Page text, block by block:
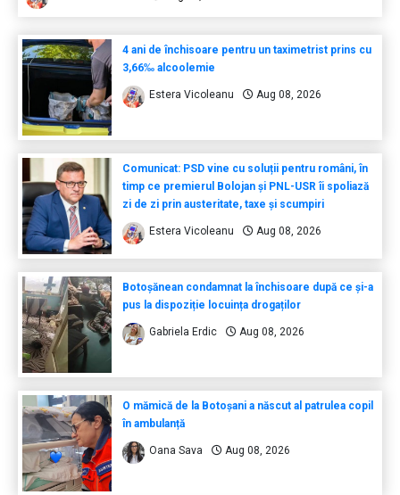
4 ani de închisoare pentru un taximetrist prins cu
3,66‰ alcoolemie
Estera Vicoleanu Aug 08, 2026
Comunicat: PSD vine cu soluții pentru români, în
timp ce premierul Bolojan și PNL-USR îi spoliază
zi de zi prin austeritate, taxe și scumpiri
Estera Vicoleanu Aug 08, 2026
Botoșănean condamnat la închisoare după ce și-a
pus la dispoziție locuința drogaților
Gabriela Erdic Aug 08, 2026
O mămică de la Botoșani a născut al patrulea copil
în ambulanță
Oana Sava Aug 08, 2026